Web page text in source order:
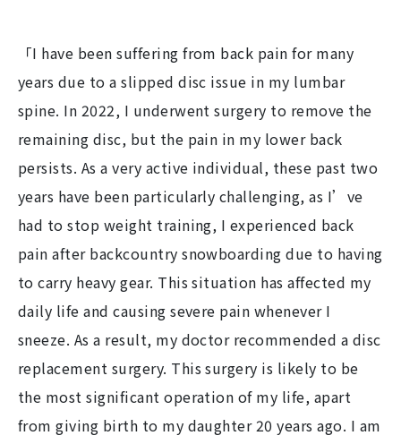
g
T
i
「I have been suffering from back pain for many
years due to a slipped disc issue in my lumbar
spine. In 2022, I underwent surgery to remove the
remaining disc, but the pain in my lower back
persists. As a very active individual, these past two
years have been particularly challenging, as I’ve
had to stop weight training, I experienced back
pain after backcountry snowboarding due to having
to carry heavy gear. This situation has affected my
daily life and causing severe pain whenever I
sneeze. As a result, my doctor recommended a disc
replacement surgery. This surgery is likely to be
the most significant operation of my life, apart
from giving birth to my daughter 20 years ago. I am